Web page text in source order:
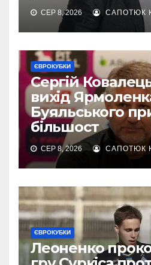
СЕР 8, 2026 САПОТЮК
ЄВРОКУБКИ
Сергій
вихід
Буяльського
більшост
СЕР 8, 2026 САПОТЮК
ЄВРОКУБКИ
Леоненко